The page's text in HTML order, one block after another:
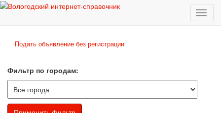
Подать объявление без регистрации
Фильтр по городам: